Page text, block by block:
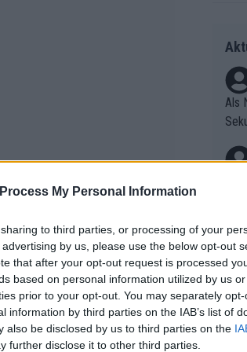
My Personal Information
to third parties, or processing of your
by us, please use the below opt-out
that after your opt-out request is processed
based on personal information utilized by us
prior to your opt-out. You may separately
information by third parties on the IAB’s list of
also be disclosed by us to third parties on the
further disclose it to other third parties.
erholt, wird
Als
er
Die
as
ür
n
die
ss
as
et.